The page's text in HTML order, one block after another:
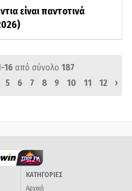
είναι παντοτινά
16 από σύνολο 187
5 6 7 8 9 10 11 12 ›
ΚΑΤΗΓΟΡΙΕΣ
Αρχική